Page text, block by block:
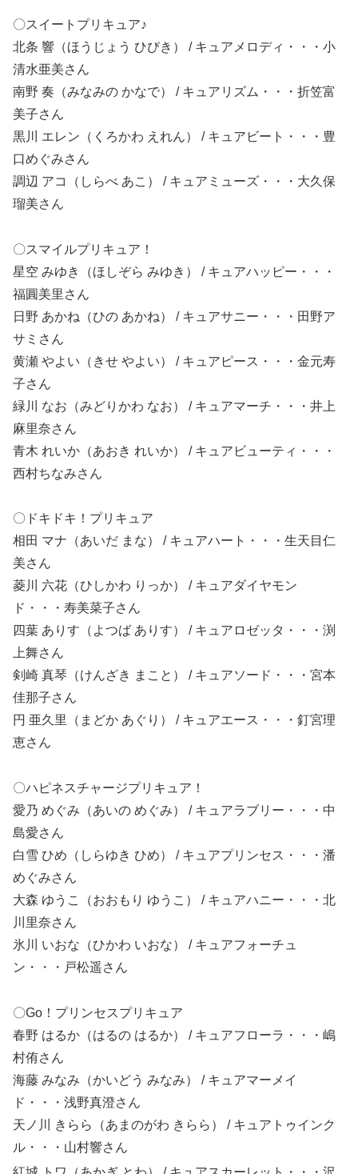
〇スイートプリキュア♪
北条 響（ほうじょう ひびき） / キュアメロディ・・・小
清水亜美さん
南野 奏（みなみの かなで） / キュアリズム・・・折笠富
美子さん
黒川 エレン（くろかわ えれん） / キュアビート・・・豊
口めぐみさん
調辺 アコ（しらべ あこ） / キュアミューズ・・・大久保
瑠美さん
〇スマイルプリキュア！
星空 みゆき（ほしぞら みゆき） / キュアハッピー・・・
福圓美里 さん
日野 あかね（ひの あかね） / キュアサニー・・・田野ア
サミ さん
黄瀬 やよい（きせ やよい） / キュアピース・・・金元寿
子さん
緑川 なお（みどりかわ なお） / キュアマーチ・・・井上
麻里奈さん
青木 れいか（あおき れいか） / キュアビューティ・・・
西村ちなみさん
〇ドキドキ！プリキュア
相田 マナ（あいだ まな） / キュアハート・・・生天目仁
美さん
菱川 六花（ひしかわ りっか） / キュアダイヤモン
ド・・・寿美菜子さん
四葉 ありす（よつば ありす） / キュアロゼッタ・・・渕
上舞さん
剣崎 真琴（けんざき まこと） / キュアソード・・・宮本
佳那子さん
円 亜久里（まどか あぐり） / キュアエース・・・釘宮理
恵さん
〇ハピネスチャージプリキュア！
愛乃 めぐみ（あいの めぐみ） / キュアラブリー・・・中
島愛さん
白雪 ひめ（しらゆき ひめ） / キュアプリンセス・・・潘
めぐみさん
大森 ゆうこ（おおもり ゆうこ） / キュアハニー・・・北
川里奈さん
氷川 いおな（ひかわ いおな） / キュアフォーチュ
ン・・・戸松遥さん
〇Go ！プリンセスプリキュア
春野 はるか（はるの はるか） / キュアフローラ・・・嶋
村侑さん
海藤 みなみ（かいどう みなみ） / キュアマーメイ
ド・・・浅野真澄さん
天ノ川 きらら（あまのがわ きらら） / キュアトゥインク
ル・・・山村響さん